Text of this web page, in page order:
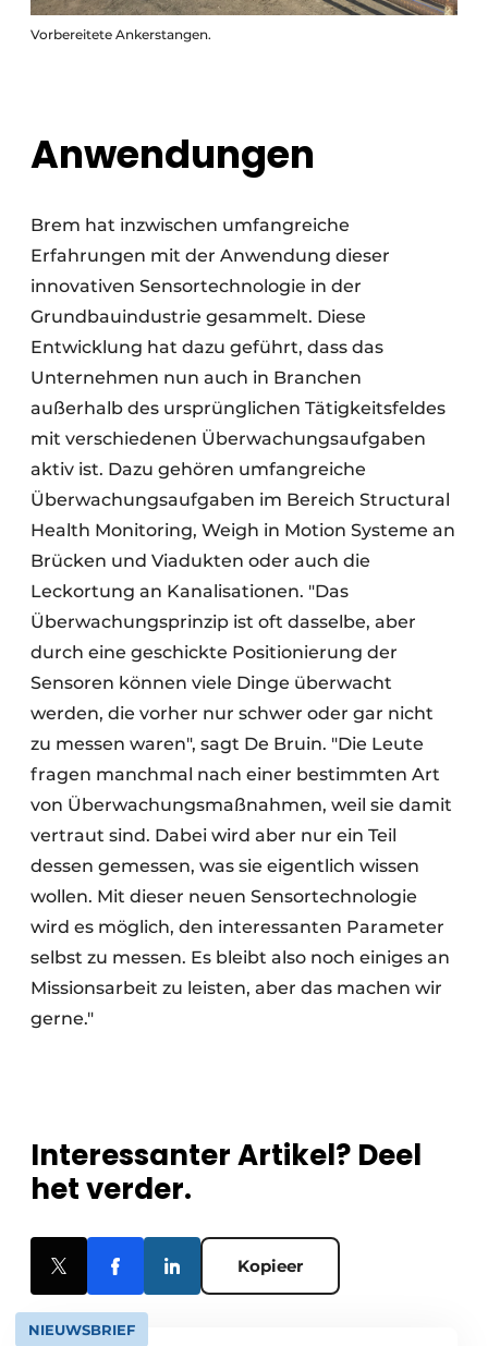
Vorbereitete Ankerstangen.
Anwendungen
Brem hat inzwischen umfangreiche
Erfahrungen mit der Anwendung dieser
innovativen Sensortechnologie in der
Grundbauindustrie gesammelt. Diese
Entwicklung hat dazu geführt, dass das
Unternehmen nun auch in Branchen
außerhalb des ursprünglichen Tätigkeitsfeldes
mit verschiedenen Überwachungsaufgaben
aktiv ist. Dazu gehören umfangreiche
Überwachungsaufgaben im Bereich Structural
Health Monitoring, Weigh in Motion Systeme an
Brücken und Viadukten oder auch die
Leckortung an Kanalisationen. "Das
Überwachungsprinzip ist oft dasselbe, aber
durch eine geschickte Positionierung der
Sensoren können viele Dinge überwacht
werden, die vorher nur schwer oder gar nicht
zu messen waren", sagt De Bruin. "Die Leute
fragen manchmal nach einer bestimmten Art
von Überwachungsmaßnahmen, weil sie damit
vertraut sind. Dabei wird aber nur ein Teil
dessen gemessen, was sie eigentlich wissen
wollen. Mit dieser neuen Sensortechnologie
wird es möglich, den interessanten Parameter
selbst zu messen. Es bleibt also noch einiges an
Missionsarbeit zu leisten, aber das machen wir
gerne."
Interessanter Artikel? Deel
het verder.
Kopieer
NIEUWSBRIEF